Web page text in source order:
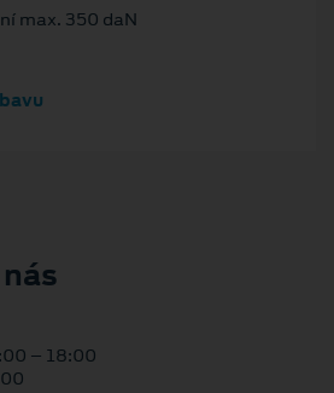
max. 350 daN
– 18:00